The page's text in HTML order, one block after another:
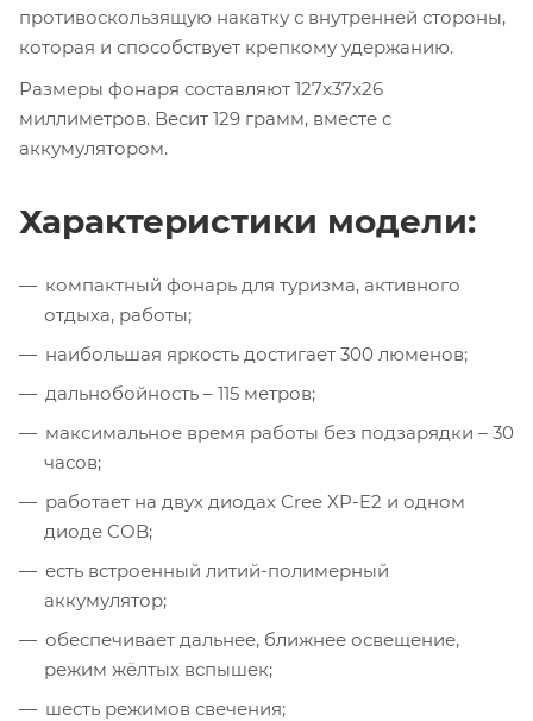
противоскользящую накатку с внутренней стороны,
которая и способствует крепкому удержанию.
Размеры фонаря составляют 127x37x26
миллиметров. Весит 129 грамм, вместе с
аккумулятором.
Характеристики модели:
компактный фонарь для туризма, активного
отдыха, работы;
наибольшая яркость достигает 300 люменов;
дальнобойность – 115 метров;
максимальное время работы без подзарядки – 30
часов;
работает на двух диодах Cree XP-E2 и одном
диоде COB;
есть встроенный литий-полимерный
аккумулятор;
обеспечивает дальнее, ближнее освещение,
режим жёлтых вспышек;
шесть режимов свечения;